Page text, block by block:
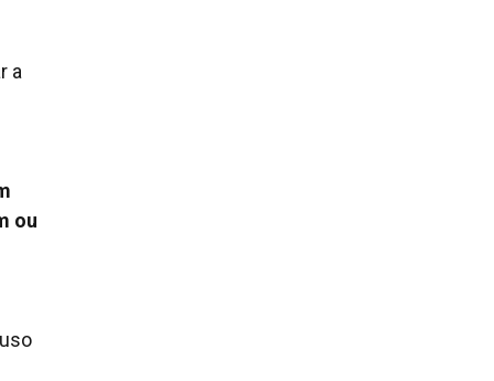
a
ou